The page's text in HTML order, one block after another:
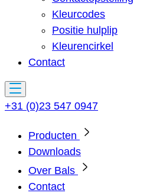
Kleurcodes
Positie hulplip
Kleurencirkel
Contact
+31 (0)23 547 0947
Producten
Downloads
Over Bals
Contact